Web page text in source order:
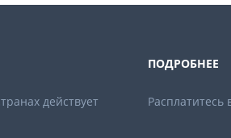
действует
ПОДРОБНЕЕ
Расплатитесь